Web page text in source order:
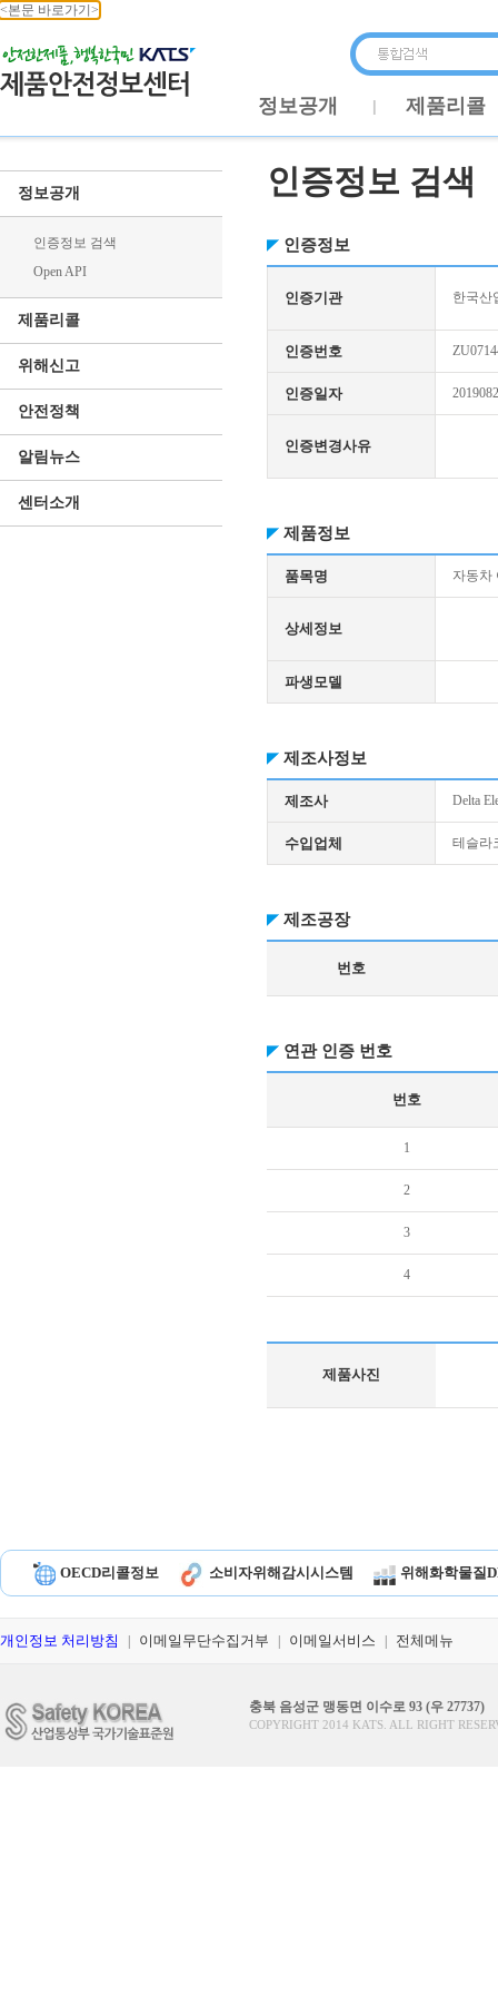
<본문 바로가기>
정보공개 제품리콜
정보공개
인증정보 검색
Open API
제품리콜
위해신고
안전정책
알림뉴스
센터소개
인증정보 검색
인증정보
인증기관 한국산
인증번호
인증일자
인증변경사유
제품정보
품목명 자동차
상세정보
파생모델
제조사정보
제조사 Delta
수입업체 테슬라
제조공장
번호
연관 인증 번호
번호
1
2
3
4
제품사진
OECD리콜정보 소비자위해감시시스템 위해화학물질
개인정보 처리방침 이메일무단수집거부 이메일서비스 전체메뉴
충북 음성군 맹동면 이수로 93 (우 27737)
COPYRIGHT 2014 KATS. ALL RIGHT